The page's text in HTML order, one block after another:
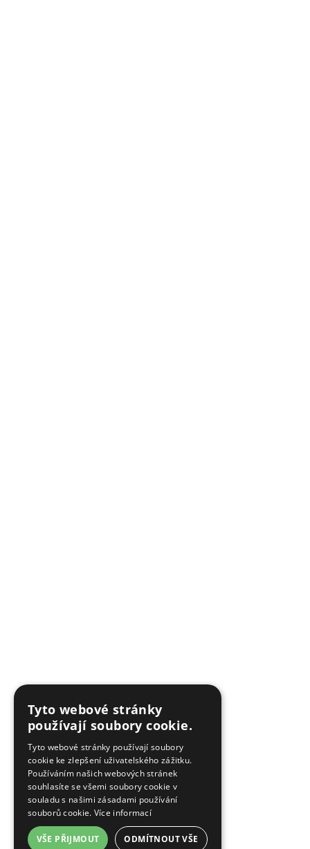
Tyto webové stránky
používají soubory cookie.
Tyto webové stránky používají soubory
cookie ke zlepšení uživatelského zážitku.
Používáním našich webových stránek
souhlasíte se všemi soubory cookie v
souladu s našimi zásadami používání
souborů cookie. Více informací
VŠE PŘIJMOUT ODMÍTNOUT VŠE